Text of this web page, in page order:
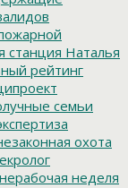
станция Наталья
рейтинг
семьи
охота
нерабочая неделя